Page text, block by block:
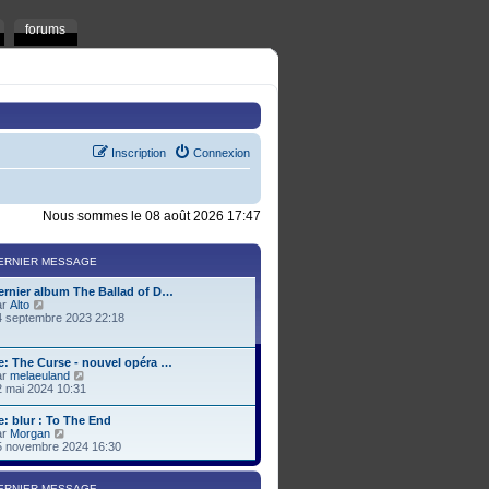
forums
Connexion
Inscription
Nous sommes le 08 août 2026 17:47
MESSAGE
album The Ballad of D…
Alto
o
l
t
e
r
l
e
d
e
r
septembre 2023 22:18
The Curse - nouvel opéra …
melaeuland
s
u
l
t
e
mai 2024 10:31
blur : To The End
Morgan
o
n
s
u
novembre 2024 16:30